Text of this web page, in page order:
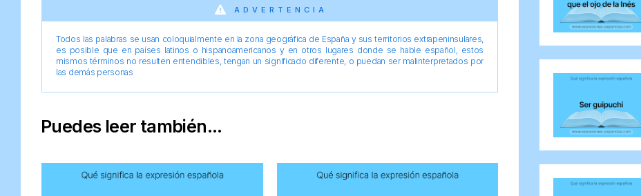
ADVERTENCIA
Todos las palabras se usan coloquialmente en la zona geográfica de España y sus territorios extrapeninsulares,
es posible que en países latinos o hispanoamericanos y en otros lugares donde se hable español, estos
mismos términos no resulten entendibles, tengan un significado diferente, o puedan ser malinterpretados por
las demás personas
Puedes leer también...